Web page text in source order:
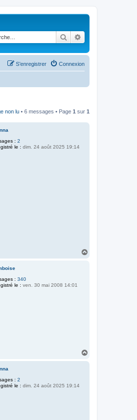
Rechercher
Connexion
S’enregistrer
non lu • 6 messages • Page 1 sur 1
: 2
le : dim. 24 août 2025 19:14
: 340
le : ven. 30 mai 2008 14:01
: 2
le : dim. 24 août 2025 19:14